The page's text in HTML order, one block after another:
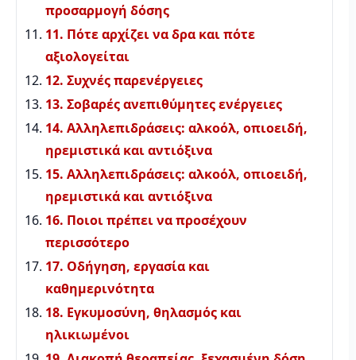
προσαρμογή δόσης
11. Πότε αρχίζει να δρα και πότε
αξιολογείται
12. Συχνές παρενέργειες
13. Σοβαρές ανεπιθύμητες ενέργειες
14. Αλληλεπιδράσεις: αλκοόλ, οπιοειδή,
ηρεμιστικά και αντιόξινα
15. Αλληλεπιδράσεις: αλκοόλ, οπιοειδή,
ηρεμιστικά και αντιόξινα
16. Ποιοι πρέπει να προσέχουν
περισσότερο
17. Οδήγηση, εργασία και
καθημερινότητα
18. Εγκυμοσύνη, θηλασμός και
ηλικιωμένοι